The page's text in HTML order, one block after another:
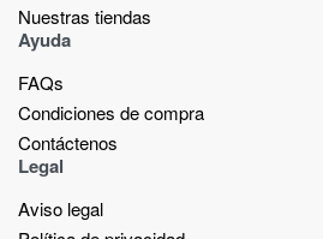
Nuestras tiendas​
Ayuda
FAQs
Condiciones de compra
Contáctenos
Legal
Aviso legal